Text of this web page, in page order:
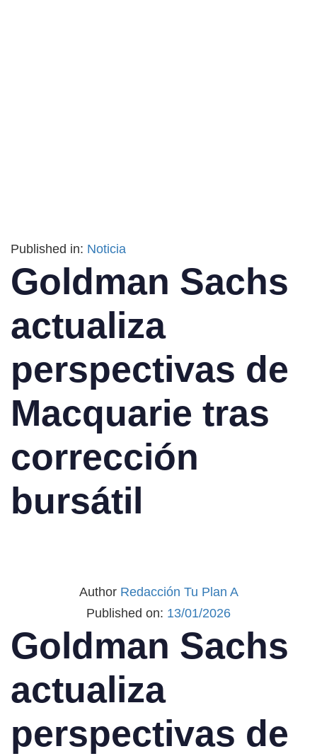
Published in: Noticia
Goldman Sachs
actualiza
perspectivas de
Macquarie tras
corrección
bursátil
Author Redacción Tu Plan A
Published on: 13/01/2026
Goldman Sachs
actualiza
perspectivas de